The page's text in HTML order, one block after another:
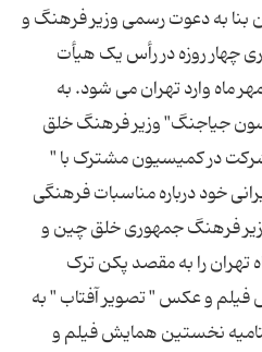
به دعوت رسمی وزیر فرهنگ و
چهار روزه در رأس یک هیأت
شامگاه پنج شنبه 25 مهر ماه وارد تهران می شود. به
جیاجنگ" وزیر فرهنگ خلق
ضمن شرکت در کمیسیون مشترک با "
خود درباره مناسبات فرهنگی
فرهنگ جمهوری خلق چین و
دوشنبه 29 مهرماه تهران را به مقصد پکن ترک
و عکس " تصویر آفتاب " به
نخستین همایش فیلم و